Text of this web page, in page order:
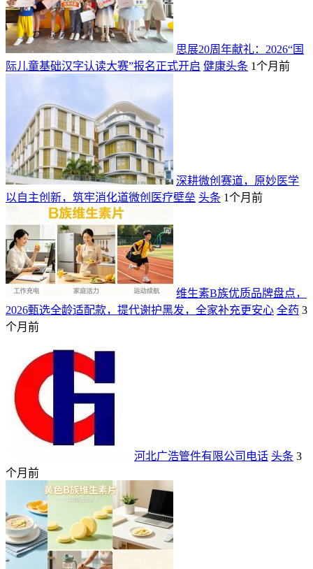
思展20周年献礼：2026“国
际儿童基础汉字认读大赛”报名正式开启 健康头条 1个月前
深耕微创赛道，原妙医学
以自主创新，筑牢消化道微创医疗壁垒 头条 1个月前
维生素B族优质品牌盘点，
2026甄选全龄适配款，提代谢护黑发，全家补充更安心 全药 3
个月前
河北广浩管件有限公司电话 头条 3
个月前